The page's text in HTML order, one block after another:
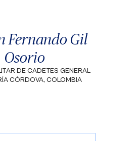
Fernando Gil
Osorio
DE CADETES GENERAL
CÓRDOVA, COLOMBIA